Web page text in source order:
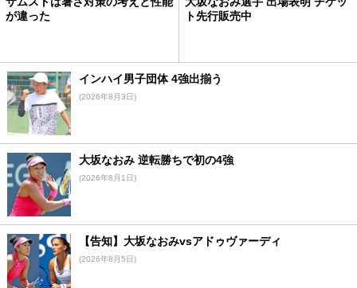
が違った
ト先行販売中
インハイ男子団体 4強出揃う
(2026年8月3日)
大坂なおみ 逆転勝ちで初の4強
(2026年8月1日)
【告知】大坂なおみvsアドゥヴァーディ
(2026年8月5日)